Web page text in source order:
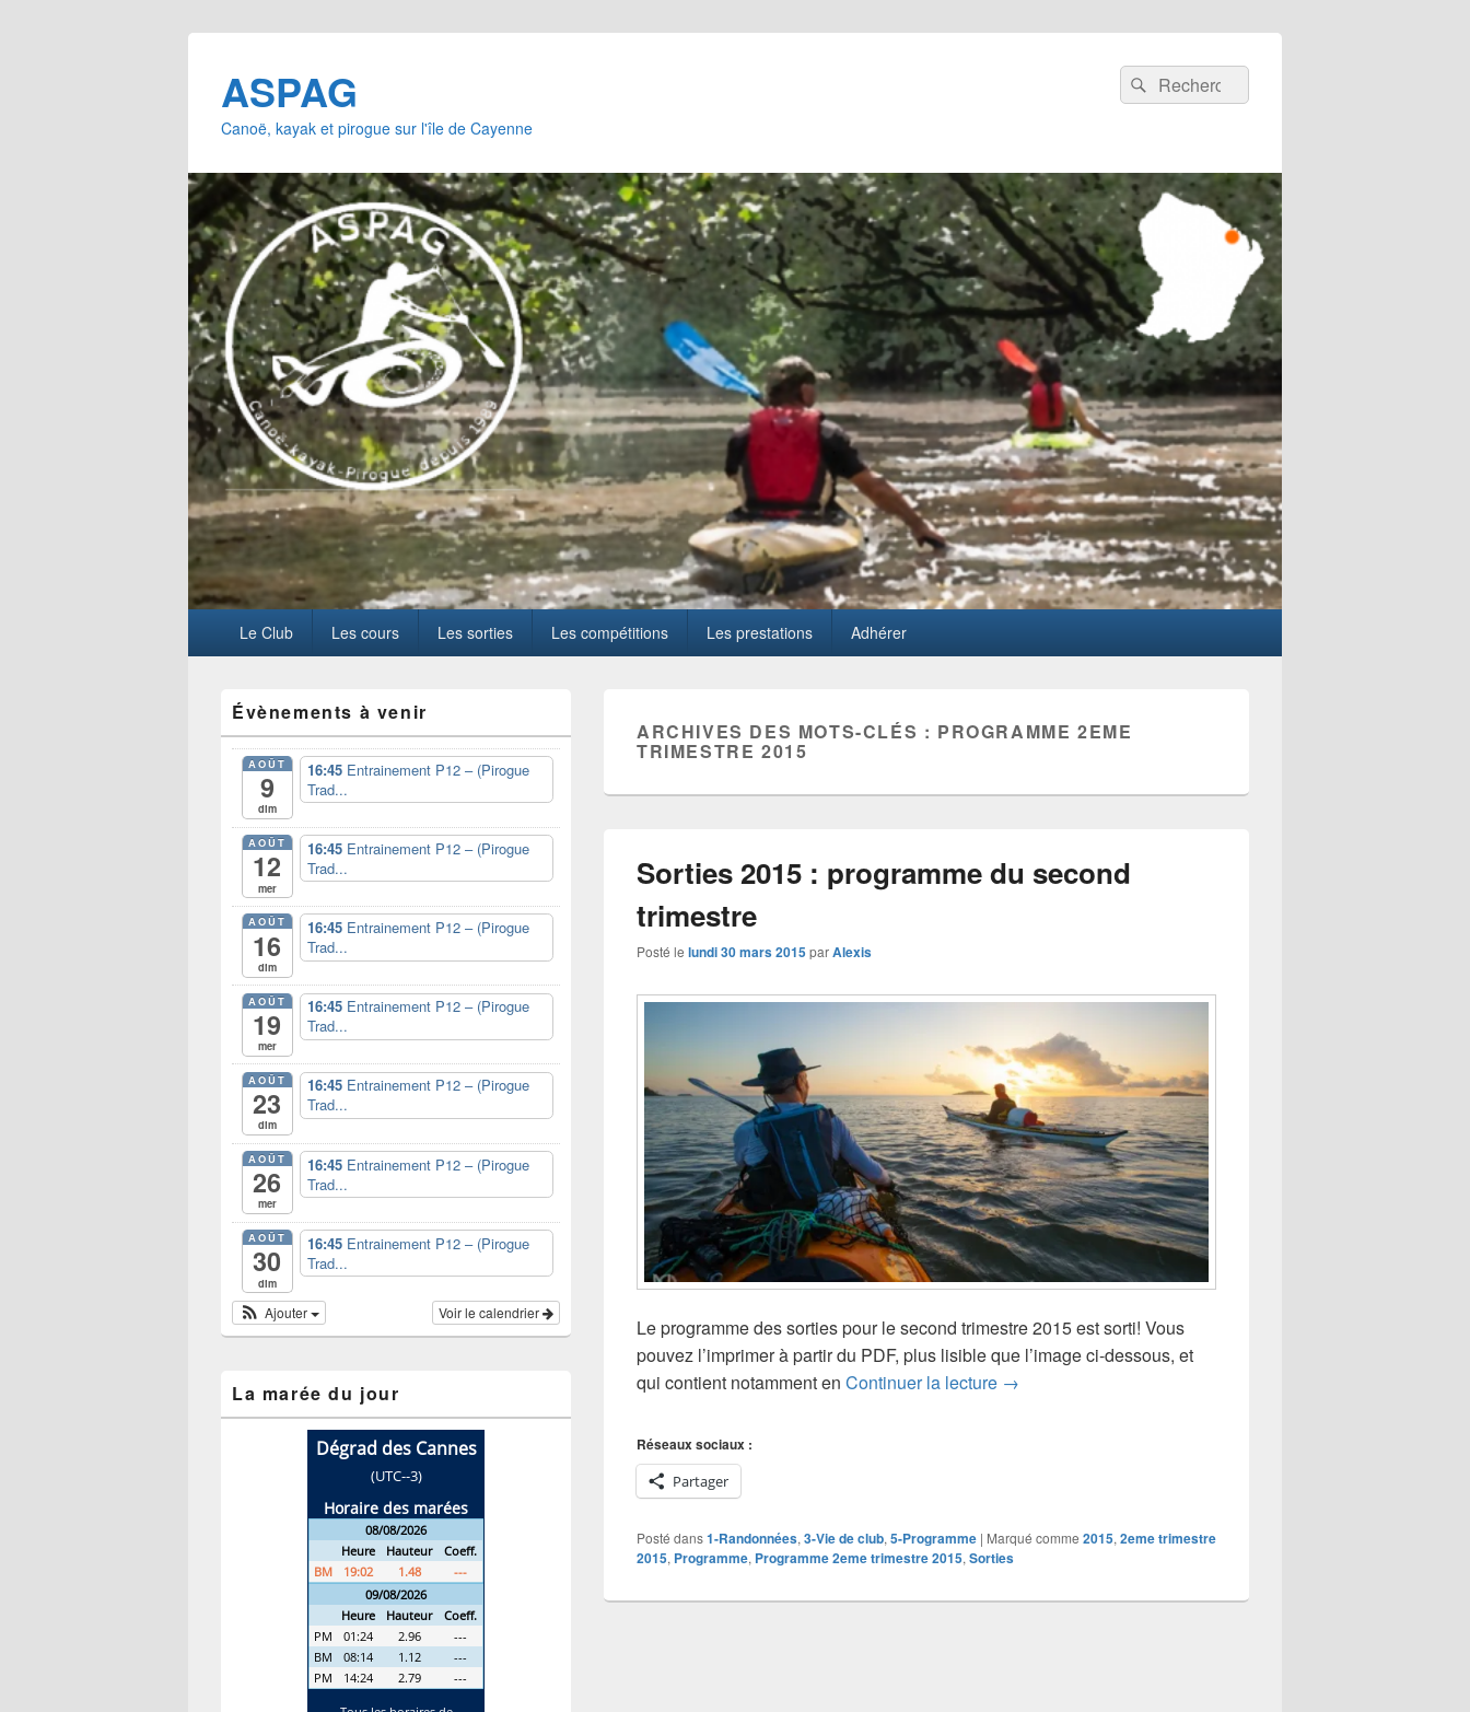
ASPAG
Canoë, kayak et pirogue sur l'île de Cayenne
Recherche :
Rechercher
principalLe Club Les cours Les sorties Les compétitions Les prestations Adhérer
ARCHIVES DES MOTS-CLÉS : PROGRAMME 2EME
TRIMESTRE 2015
Sorties 2015 : programme du second
trimestre
Posté le lundi 30 mars 2015parAlexis
Le programme des sorties pour le second trimestre 2015 est sorti! Vous
pouvez l’imprimer à partir du PDF, plus lisible que l’image ci-dessous, et
qui contient notamment en Continuer la lecture Sorties 2015 : programme du second trimestre
→
Réseaux sociaux :
Partager
Posté dans1-Randonnées, 3-Vie de club, 5-Programme | Marqué comme 2015, 2eme trimestre
2015, Programme, Programme 2eme trimestre 2015, Sorties
principale
de
widget
pour
barre
latérale
Évènements à venir
AOÛT
9
dim
16:45 Entrainement P12 – (Pirogue
Trad...
AOÛT
12
mer
16:45 Entrainement P12 – (Pirogue
Trad...
AOÛT
16
dim
16:45 Entrainement P12 – (Pirogue
Trad...
AOÛT
19
mer
16:45 Entrainement P12 – (Pirogue
Trad...
AOÛT
23
dim
16:45 Entrainement P12 – (Pirogue
Trad...
AOÛT
26
mer
16:45 Entrainement P12 – (Pirogue
Trad...
AOÛT
30
dim
16:45 Entrainement P12 – (Pirogue
Trad...
Voir le calendrier
Ajouter
La marée du jour